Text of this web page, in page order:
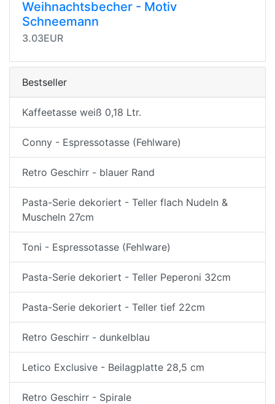
Weihnachtsbecher - Motiv
Schneemann
3.03EUR
Bestseller
Kaffeetasse weiß 0,18 Ltr.
Conny - Espressotasse (Fehlware)
Retro Geschirr - blauer Rand
Pasta-Serie dekoriert - Teller flach Nudeln &
Muscheln 27cm
Toni - Espressotasse (Fehlware)
Pasta-Serie dekoriert - Teller Peperoni 32cm
Pasta-Serie dekoriert - Teller tief 22cm
Retro Geschirr - dunkelblau
Letico Exclusive - Beilagplatte 28,5 cm
Retro Geschirr - Spirale